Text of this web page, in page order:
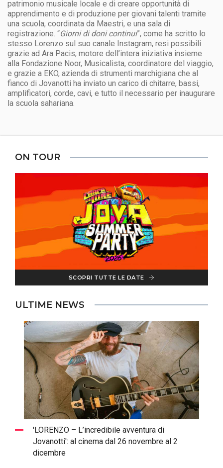
patrimonio musicale locale e di creare opportunità di
apprendimento e di produzione per giovani talenti tramite
una scuola, coordinata da Maestri, e una sala di
registrazione. “Giorni di doni continui”, come ha scritto lo
stesso Lorenzo sul suo canale Instagram, resi possibili
grazie ad Ara Pacis, motore dell’intera iniziativa insieme
alla Fondazione Noor, Musicalista, coordinatore del viaggio,
e grazie a EKO, azienda di strumenti marchigiana che al
fianco di Jovanotti ha inviato un carico di chitarre, bassi,
amplificatori, corde, cavi, e tutto il necessario per inaugurare
la scuola sahariana.
ON TOUR
SCOPRI TUTTE LE DATE
ULTIME NEWS
'LORENZO – L’incredibile avventura di
Jovanotti': al cinema dal 26 novembre al 2
dicembre